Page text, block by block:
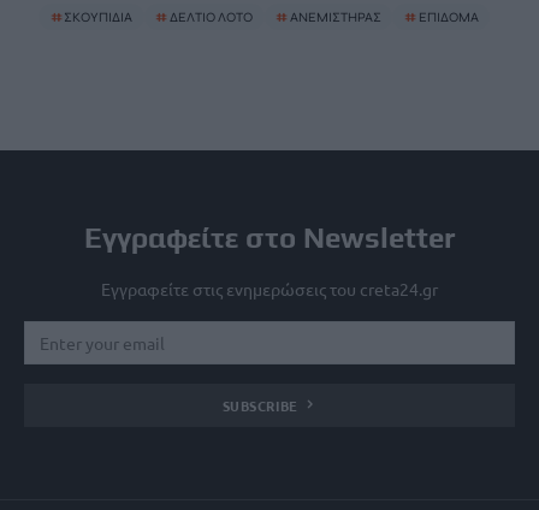
# ΣΚΟΥΠΙΔΙΑ # ΔΕΛΤΙΟ ΛΟΤΟ # ΑΝΕΜΙΣΤΗΡΑΣ # ΕΠΙΔΟΜΑ
Εγγραφείτε στο Newsletter
Εγγραφείτε στις ενημερώσεις του creta24.gr
SUBSCRIBE